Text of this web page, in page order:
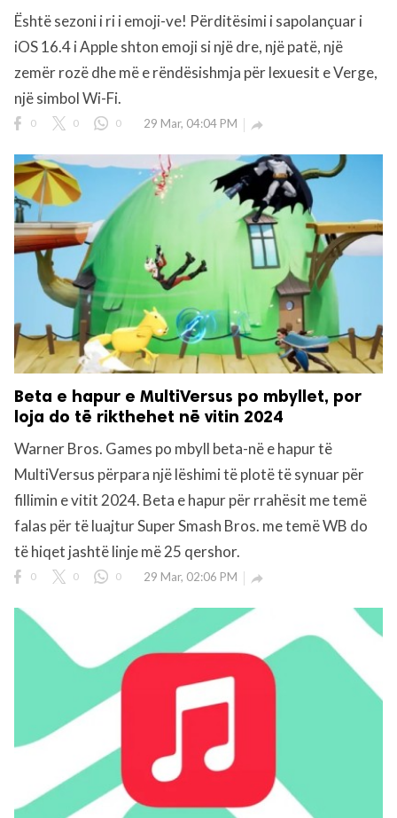
Është sezoni i ri i emoji-ve! Përditësimi i sapolançuar i
iOS 16.4 i Apple shton emoji si një dre, një patë, një
zemër rozë dhe më e rëndësishmja për lexuesit e Verge,
një simbol Wi-Fi.
0 0 0 29 Mar, 04:04 PM 
Beta e hapur e MultiVersus po mbyllet, por
loja do të rikthehet në vitin 2024
Warner Bros. Games po mbyll beta-në e hapur të
MultiVersus përpara një lëshimi të plotë të synuar për
fillimin e vitit 2024. Beta e hapur për rrahësit me temë
falas për të luajtur Super Smash Bros. me temë WB do
të hiqet jashtë linje më 25 qershor.
0 0 0 29 Mar, 02:06 PM 